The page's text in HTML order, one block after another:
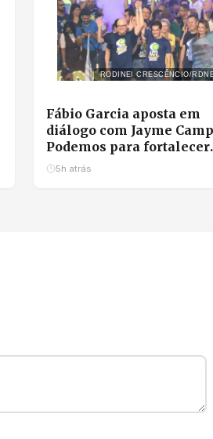
RODINEI CRESCÊNCIO/
Fábio Garcia aposta em
diálogo com Jayme
Podemos para fortalecer
chapa com Pivetta
5h atrás